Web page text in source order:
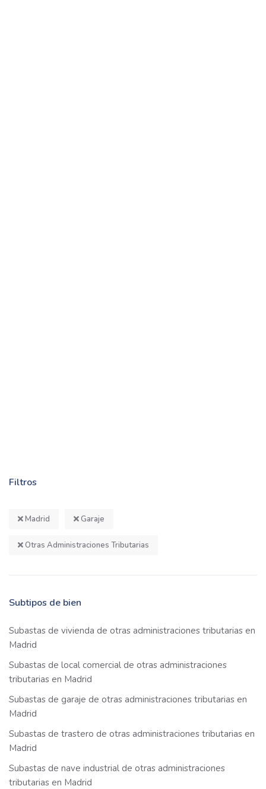
Filtros
Madrid Garaje
Otras Administraciones Tributarias
Subtipos de bien
Subastas de vivienda de otras administraciones tributarias en
Madrid
Subastas de local comercial de otras administraciones
tributarias en Madrid
Subastas de garaje de otras administraciones tributarias en
Madrid
Subastas de trastero de otras administraciones tributarias en
Madrid
Subastas de nave industrial de otras administraciones
tributarias en Madrid